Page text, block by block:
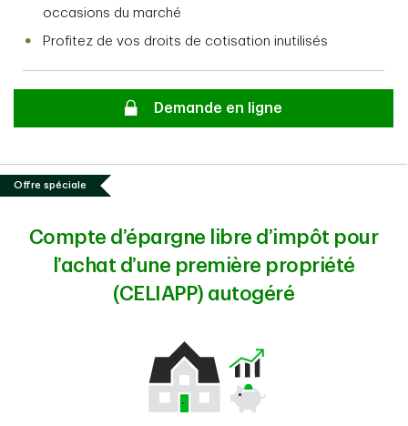
occasions du marché
Profitez de vos droits de cotisation inutilisés
SecureDemande en ligne
Offre spéciale
Compte d’épargne libre d’impôt pour
l’achat d’une première propriété
(CELIAPP) autogéré